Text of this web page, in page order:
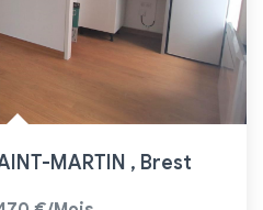
MARTIN , Brest